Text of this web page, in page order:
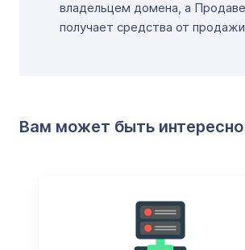
владельцем домена, а
получает средства от
Вам может быть интересно